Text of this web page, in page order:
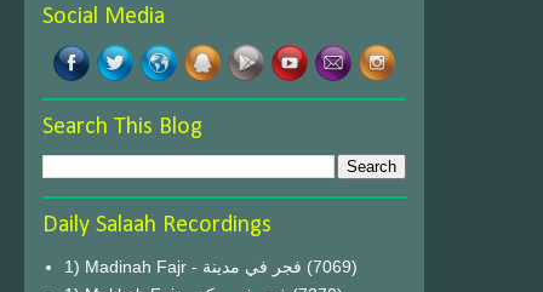
Social Media
Search This Blog
Daily Salaah Recordings
1) Madinah Fajr - فجر في مدينة (7069)